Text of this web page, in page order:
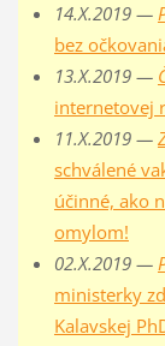
14.X.2019 —
bez
13.X.2019 —
internetovej
11.X.2019 —
schválené
účinné, ako
omylom!
02.X.2019 —
ministerky
Kalavskej